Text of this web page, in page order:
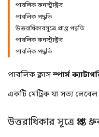
পাবলিক কনস্ট্রাক্টর
পাবলিক পদ্ধতি
উত্তরাধিকারসূত্রে প্রাপ্ত পদ্ধতি
পাবলিক কনস্ট্রাক্টর
পাবলিক পদ্ধতি
পাবলিক ক্লাস স্পার্স
একটি মেট্রিক যা সত্য লেবেল
উত্তরাধিকার সূত্রে প্রাপ্ত